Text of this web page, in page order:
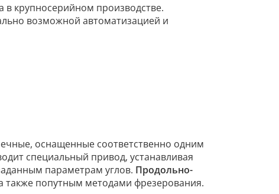
в крупносерийном производстве.
возможной автоматизацией и
оснащенные соответственно одним
специальный привод, устанавливая
параметрам углов. Продольно-
попутным методами фрезерования.